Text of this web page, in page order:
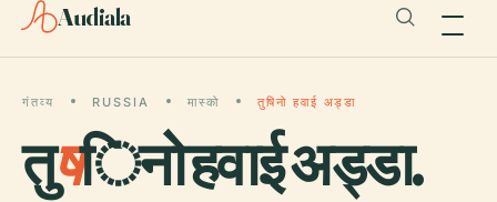
Audiala
गंतव्य RUSSIA मास्को तुषिनो हवाई अड्डा
तुषिनो हवाई अड्डा.